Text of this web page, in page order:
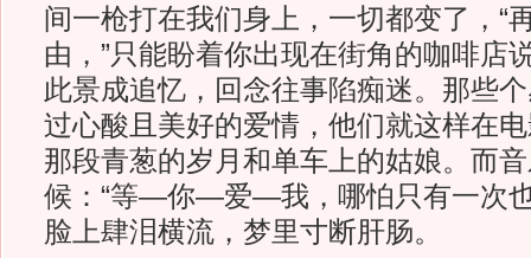
间一枪打在我们身上，一切都变了，“
由，”只能盼着你出现在街角的咖啡店
此景成追忆，回念往事陷痴迷。那些
过心酸且美好的爱情，他们就这样在
那段青葱的岁月和单车上的姑娘。而
候：“等—你—爱—我，哪怕只有一次
脸上肆泪横流，梦里寸断肝肠。